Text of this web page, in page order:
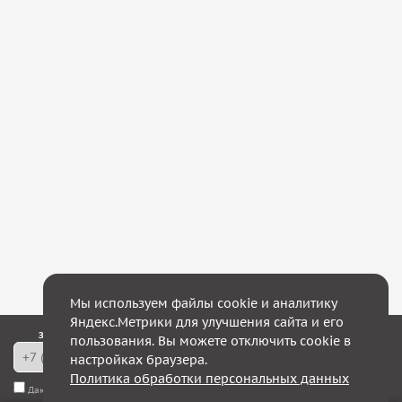
Закажите обратный звонок — в течение 10 минут мы с Вами свяжемся!
Даю согласие на обработку моих персональных данных
Мы используем файлы cookie и аналитику
Яндекс.Метрики для улучшения сайта и его
пользования. Вы можете отключить cookie в
настройках браузера.
Политика обработки персональных данных